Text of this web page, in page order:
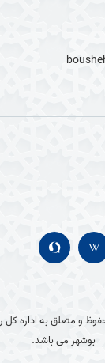
و متعلق به اداره کل
بوشهر می باشد.